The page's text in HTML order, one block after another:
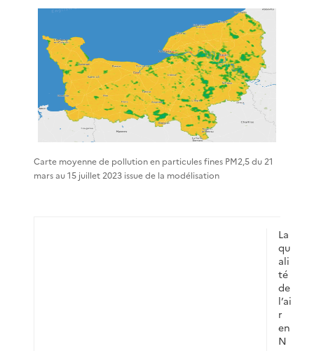
Carte moyenne de pollution en particules fines PM2,5 du 21
mars au 15 juillet 2023 issue de la modélisation
La
qu
ali
té
de
l’ai
r
en
N